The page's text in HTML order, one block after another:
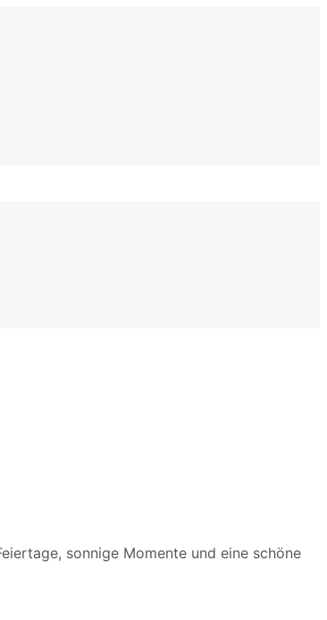
sonnige Momente und eine schöne